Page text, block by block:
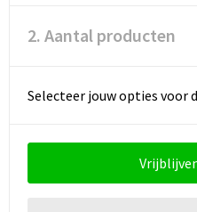
Koeltassen en Koelboxen
Toilettassen
2. Aantal producten
Selecteer jouw opties voor